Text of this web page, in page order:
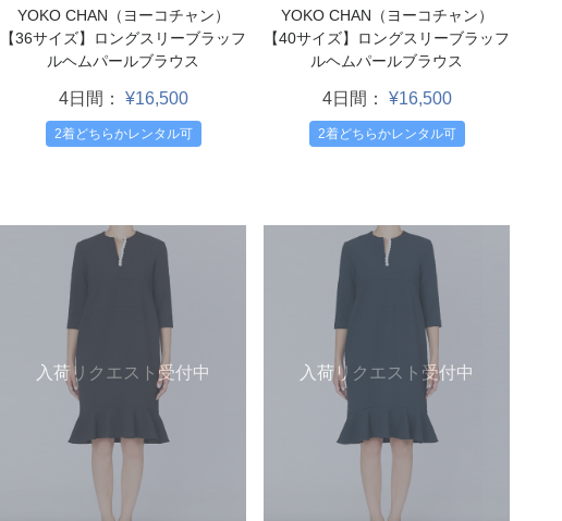
YOKO CHAN（ヨーコチャン）
【36サイズ】ロングスリーブラッフ
ルヘムパールブラウス
4日間： ¥16,500
2着どちらかレンタル可
YOKO CHAN（ヨーコチャン）
【40サイズ】ロングスリーブラッフ
ルヘムパールブラウス
4日間： ¥16,500
2着どちらかレンタル可
入荷リクエスト受付中 入荷リクエスト受付中